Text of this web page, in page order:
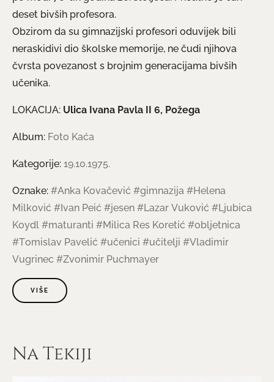
deset bivših profesora.
Obzirom da su gimnazijski profesori oduvijek bili
neraskidivi dio školske memorije, ne čudi njihova
čvrsta povezanost s brojnim generacijama bivših
učenika.
LOKACIJA: Ulica Ivana Pavla II 6, Požega
Album: Foto Kaća
Kategorije: 19.10.1975.
Oznake: #Anka Kovačević #gimnazija #Helena
Milković #Ivan Peić #jesen #Lazar Vuković #Ljubica
Koydl #maturanti #Milica Res Koretić #obljetnica
#Tomislav Pavelić #učenici #učitelji #Vladimir
Vugrinec #Zvonimir Puchmayer
VIŠE
Na Tekiji